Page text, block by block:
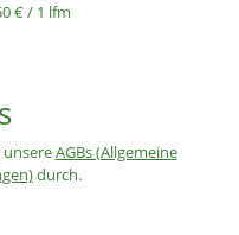
€ / 1 lfm
unsereAGBs (Allgemeine
durch.